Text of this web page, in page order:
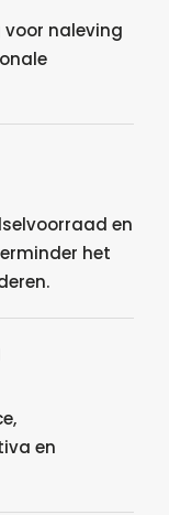
voor naleving
en
het
en